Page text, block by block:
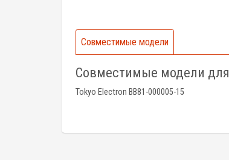
Совместимые модели
Совместимые модели для
Tokyo Electron BB81-000005-15